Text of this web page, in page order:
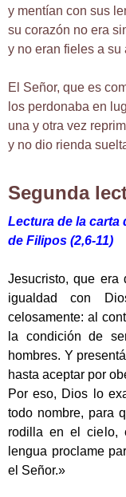
y mentían con sus
su corazón no era
y no eran fieles a su
El Señor, que es
los perdonaba en
una y otra vez
y no dio rienda
Segunda
Lectura de la carta
de Filipos (2,6-11)
Jesucristo, que era
igualdad con
celosamente: al
la condición de
hombres. Y
hasta aceptar por
Por eso, Dios lo
todo nombre, para
rodilla en el cielo,
lengua proclame
el Señor.»